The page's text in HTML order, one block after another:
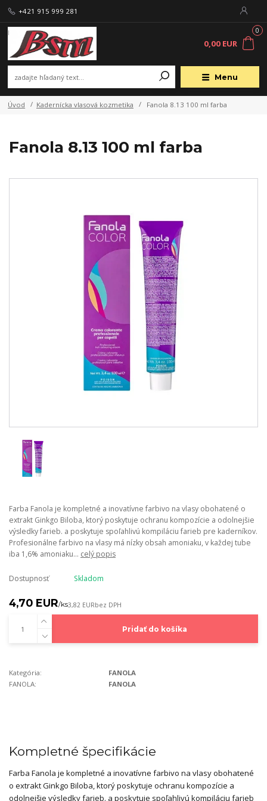
Menu
+421 915 999 281
0
0,00 EUR
Úvod Kadernícka vlasová kozmetika Fanola 8.13 100 ml farba
Fanola 8.13 100 ml farba
Farba Fanola je kompletné a inovatívne farbivo na vlasy obohatené o
extrakt Ginkgo Biloba, ktorý poskytuje ochranu kompozície a odolnejšie
výsledky farieb. a poskytuje spoľahlivú kompiláciu farieb pre kaderníkov.
Profesionálne farbivo na vlasy má nízky obsah amoniaku, v každej tube
iba 1,6% amoniaku... celý popis
Dostupnosť Skladom
4,70 EUR/ks3,82 EURbez DPH
Pridať do košíka
Kategória:
FANOLA
FANOLA:
FANOLA
Kompletné špecifikácie
Farba Fanola je kompletné a inovatívne farbivo na vlasy obohatené
o extrakt Ginkgo Biloba, ktorý poskytuje ochranu kompozície a
odolnejšie výsledky farieb. a poskytuje spoľahlivú kompiláciu farieb